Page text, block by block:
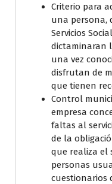
Criterio para
una persona,
Servicios
dictaminaran
una vez
disfrutan de
que tienen
Control
empresa
faltas al
de la
que realiza el
personas
cuestionarios